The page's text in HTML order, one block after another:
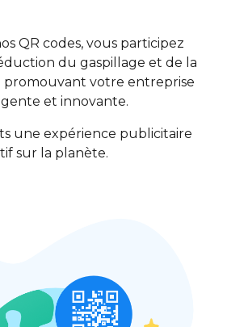
QR codes, vous participez
du gaspillage et de la
votre entreprise
et innovante.
une expérience publicitaire
sur la planète.